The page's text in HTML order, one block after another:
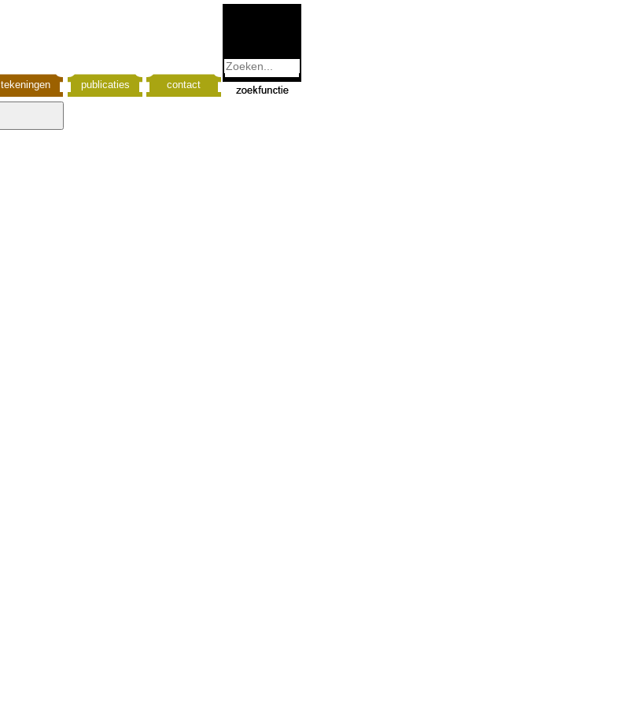
tekeningen publicaties contact